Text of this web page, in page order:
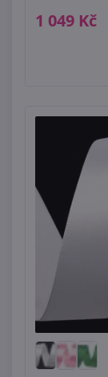
1 049 Kč